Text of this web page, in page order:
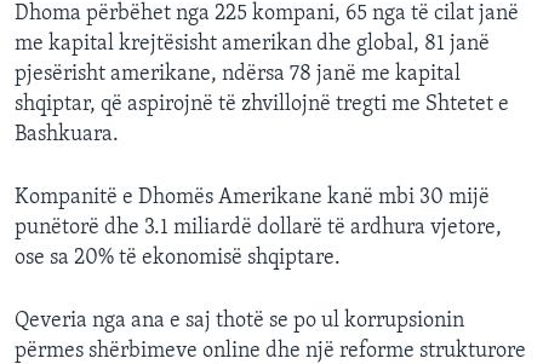
Dhoma përbëhet nga 225 kompani, 65 nga të cilat janë
me kapital krejtësisht amerikan dhe global, 81 janë
pjesërisht amerikane, ndërsa 78 janë me kapital
shqiptar, që aspirojnë të zhvillojnë tregti me Shtetet e
Bashkuara.
Kompanitë e Dhomës Amerikane kanë mbi 30 mijë
punëtorë dhe 3.1 miliardë dollarë të ardhura vjetore,
ose sa 20% të ekonomisë shqiptare.
Qeveria nga ana e saj thotë se po ul korrupsionin
përmes shërbimeve online dhe një reforme strukturore